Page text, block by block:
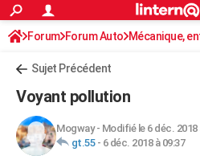
ACTUALITÉS
Politique
Société
Faits Divers
Education
Monde
Villes
+
FINANCE
Retraite
Impôts
Epargne
Immobilier
Risques naturels par ville
Banque
Assurance
Crédit
AUTO
Forum Forum Auto Mécanique,
Sujet Précédent
Voyant pollution
Mogway- Modifié le 6 déc. 2018
gt.55- 6 déc. 2018 à 09:37